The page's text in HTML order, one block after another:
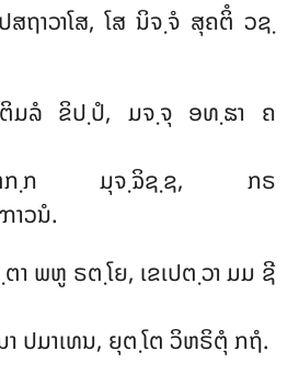
ປສຖາວາໂສ, ໂສ ນິຈ຺ຈໍ ສຸຄຕິໍ ວຊ຺
ມລໍ ຂິປ຺ປໍ, ມຈ຺ຈຸ ອທ຺ຘາ ຄ
ວິຕກ຺ກ ມຸຈ຺ຉິຊ຺ຊ, ກຣ
ວນໍ.
ພຫູ ຣຕ຺ໂຍ, ເຂເປຕ຺ວາ ມມ ຊີ
ປມາເທນ, ຍຸຕ຺ໂຕ ວິຫຣິຕຸໍ ກຖໍ.